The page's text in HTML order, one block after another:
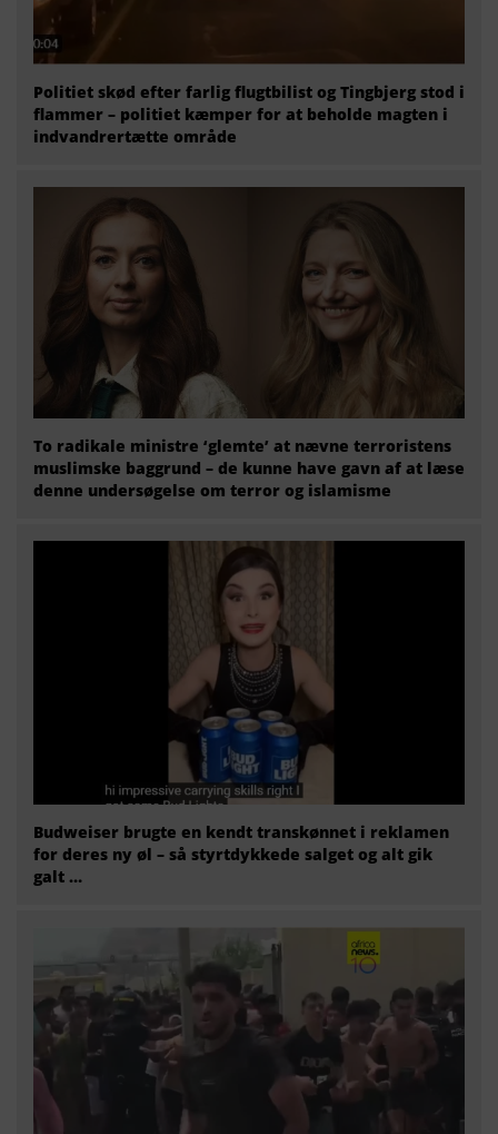
Politiet skød efter farlig flugtbilist og Tingbjerg stod i
flammer – politiet kæmper for at beholde magten i
indvandrertætte område
To radikale ministre ‘glemte’ at nævne terroristens
muslimske baggrund – de kunne have gavn af at læse
denne undersøgelse om terror og islamisme
Budweiser brugte en kendt transkønnet i reklamen
for deres ny øl – så styrtdykkede salget og alt gik
galt …